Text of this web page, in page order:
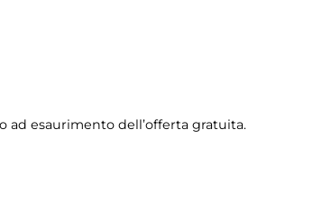
ad esaurimento dell’offerta gratuita.